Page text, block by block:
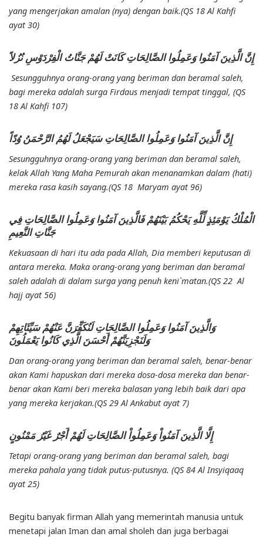
yang mengerjakan amalan (nya) dengan baik.(QS 18 Al Kahfi
ayat 30)
إِنَّ الَّذِينَ آمَنُوا وَعَمِلُوا الصَّالِحَاتِ كَانَتْ لَهُمْ جَنَّاتُ الْفِرْدَوْسِ نُزُلاً
Sesungguhnya orang-orang yang beriman dan beramal saleh,
bagi mereka adalah surga Firdaus menjadi tempat tinggal, (QS
18 Al Kahfi 107)
إِنَّ الَّذِينَ آمَنُوا وَعَمِلُوا الصَّالِحَاتِ سَيَجْعَلُ لَهُمُ الرَّحْمَنُ وُدّاً
Sesungguhnya orang-orang yang beriman dan beramal saleh,
kelak Allah Yang Maha Pemurah akan menanamkan dalam (hati)
mereka rasa kasih sayang.(QS 18 Maryam ayat 96)
الْمُلْكُ يَوْمَئِذٍ لِّلَّهِ يَحْكُمُ بَيْنَهُمْ فَالَّذِينَ آمَنُوا وَعَمِلُوا الصَّالِحَاتِ فِي
جَنَّاتِ النَّعِيمِ
Kekuasaan di hari itu ada pada Allah, Dia memberi keputusan di
antara mereka. Maka orang-orang yang beriman dan beramal
saleh adalah di dalam surga yang penuh keni`matan.(QS 22 Al
hajj ayat 56)
وَالَّذِينَ آمَنُوا وَعَمِلُوا الصَّالِحَاتِ لَنُكَفِّرَنَّ عَنْهُمْ سَيِّئَاتِهِمْ
وَلَنَجْزِيَنَّهُمْ أَحْسَنَ الَّذِي كَانُوا يَعْمَلُونَ
Dan orang-orang yang beriman dan beramal saleh, benar-benar
akan Kami hapuskan dari mereka dosa-dosa mereka dan benar-
benar akan Kami beri mereka balasan yang lebih baik dari apa
yang mereka kerjakan.(QS 29 Al Ankabut ayat 7)
إِلَّا الَّذِينَ آمَنُواْ وَعَمِلُواْ الصَّالِحَاتِ لَهُمْ أَجْرٌ غَيْرُ مَمْنُونٍ
Tetapi orang-orang yang beriman dan beramal saleh, bagi
mereka pahala yang tidak putus-putusnya. (QS 84 Al Insyiqaaq
ayat 25)
Begitu banyak firman Allah yang memerintah manusia untuk
menetapi jalan Iman dan amal sholeh dan juga berbagai